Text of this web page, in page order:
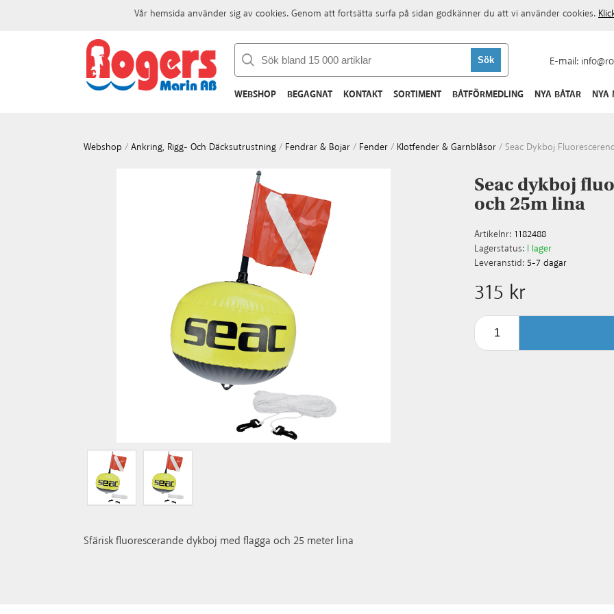
E-mail:
WEBSHOP BEGAGNAT KONTAKT SORTIMENT BÅTFÖRMEDLING NYA BÅTAR NYA
Webshop / Ankring, Rigg- Och Däcksutrustning / Fendrar & Bojar / Fender / Klotfender & Garnblåsor / Seac Dykboj
Seac dykboj
och 25m lina
Artikelnr: 1182488
Lagerstatus: I lager
Leveranstid: 5-7 dagar
315 kr
Sfärisk fluorescerande dykboj med flagga och 25 meter lina
Vår hemsida använder sig av cookies. Genom att fortsätta surfa på sidan godkänner du att vi använder cookies.